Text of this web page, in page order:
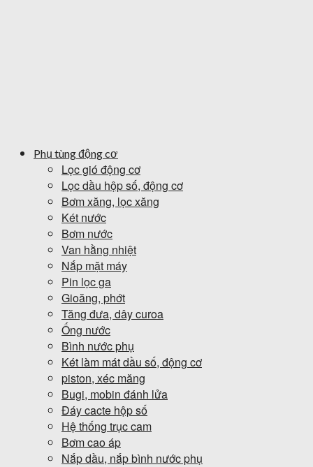
Phụ tùng động cơ
Lọc gió động cơ
Lọc dầu hộp số, động cơ
Bơm xăng, lọc xăng
Két nước
Bơm nước
Van hằng nhiệt
Nắp mặt máy
Pin lọc ga
Gioăng, phớt
Tăng đưa, dây curoa
Ống nước
Bình nước phụ
Két làm mát dầu số, động cơ
piston, xéc măng
Bugi, mobin đánh lửa
Đáy cacte hộp số
Hệ thống trục cam
Bơm cao áp
Nắp dầu, nắp bình nước phụ